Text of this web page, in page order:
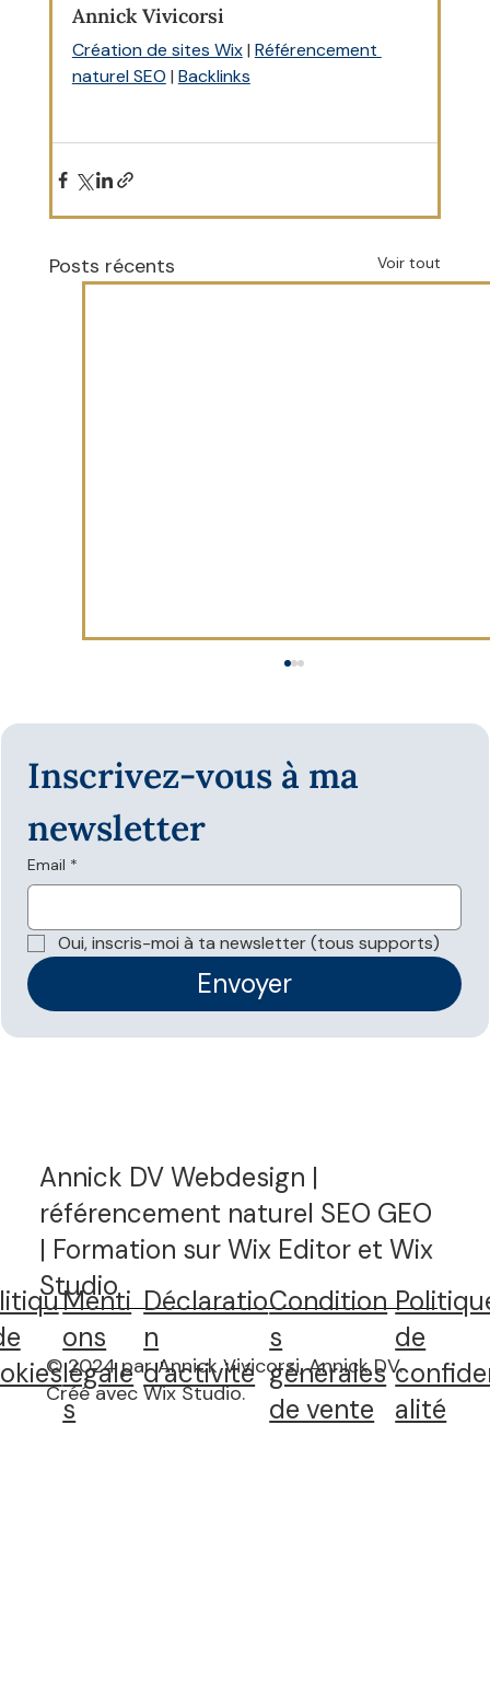
Annick Vivicorsi
Création de sites Wix | Référencement
naturel SEO | Backlinks
Posts récents Voir tout
nécessaires pour apparaître dans les
réponses IA ?
Inscrivez-vous à ma
newsletter
Email *
Oui, inscris-moi à ta newsletter (tous supports)
Envoyer
Annick DV Webdesign |
référencement naturel SEO GEO
| Formation sur Wix Editor et Wix
Studio
Menti
ons
légale
s
Déclaratio
n
d'activité
de
alité
Condition
s
générales
de vente
© 2024 par Annick Vivicorsi, Annick DV.
Créé avec Wix Studio.